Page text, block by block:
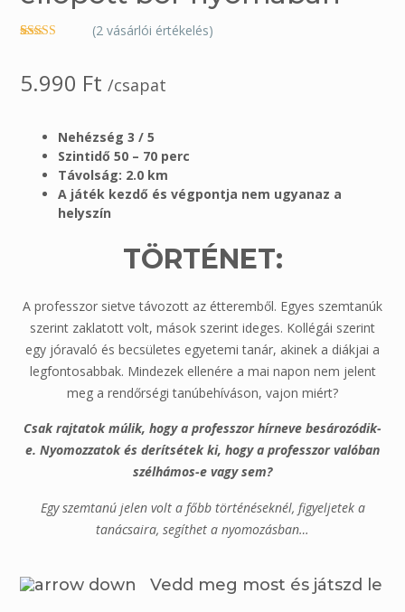
ből,értékelés
alapján
(2vásárlói értékelés)
5.990 Ft /csapat
Nehézség 3 / 5
Szintidő 50 – 70 perc
Távolság: 2.0 km
A játék kezdő és végpontja nem ugyanaz a
helyszín
TÖRTÉNET:
A professzor sietve távozott az étteremből. Egyes szemtanúk
szerint zaklatott volt, mások szerint ideges. Kollégái szerint
egy jóravaló és becsületes egyetemi tanár, akinek a diákjai a
legfontosabbak. Mindezek ellenére a mai napon nem jelent
meg a rendőrségi tanúbehíváson, vajon miért?
Csak rajtatok múlik, hogy a professzor hírneve besározódik-
e. Nyomozzatok és derítsétek ki, hogy a professzor valóban
szélhámos-e vagy sem?
Egy szemtanú jelen volt a főbb történéseknél, figyeljetek a
tanácsaira, segíthet a nyomozásban…
Vedd meg most és játszd le